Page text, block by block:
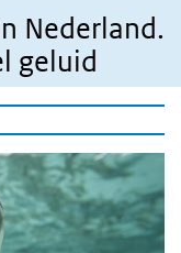
Nederland.
geluid